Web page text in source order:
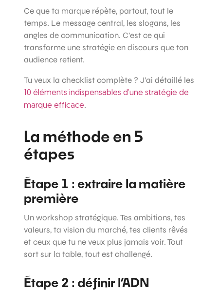
Ce que ta marque répète, partout, tout le
temps. Le message central, les slogans, les
angles de communication. C’est ce qui
transforme une stratégie en discours que ton
audience retient.
Tu veux la checklist complète ? J’ai détaillé les
10 éléments indispensables d’une stratégie de
marque efficace.
La méthode en 5
étapes
Étape 1 : extraire la matière
première
Un workshop stratégique. Tes ambitions, tes
valeurs, ta vision du marché, tes clients rêvés
et ceux que tu ne veux plus jamais voir. Tout
sort sur la table, tout est challengé.
Étape 2 : définir l’ADN